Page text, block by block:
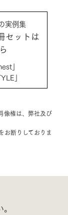
実例集
セットは
」
」
像権は、弊社及び
お断りしておりま